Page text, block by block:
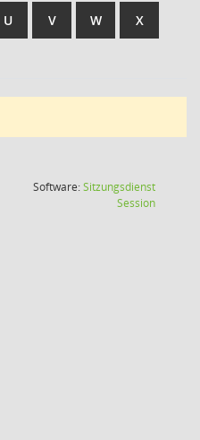
U V W X
Software:Sitzungsdienst
Session(Wird in